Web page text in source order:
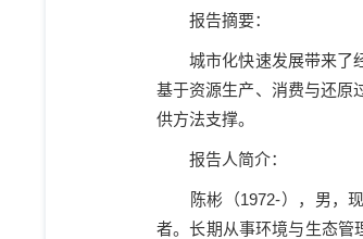
报告摘要：
城市化快速发展带来了
基于资源生产、消费与还原
供方法支撑。
报告人简介：
陈彬（1972-），男，
者。长期从事环境与生态管